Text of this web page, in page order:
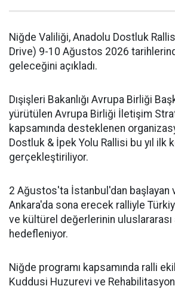
Niğde Valiliği, Anadolu Dostluk
Drive) 9-10 Ağustos 2026
geleceğini açıkladı.
Dışişleri Bakanlığı Avrupa Birliği
yürütülen Avrupa Birliği İletişim
kapsamında desteklenen
Dostluk & İpek Yolu Rallisi bu yıl ilk
gerçekleştiriliyor.
2 Ağustos'ta İstanbul'dan başlayan
Ankara'da sona erecek ralliyle
ve kültürel değerlerinin uluslararası
hedefleniyor.
Niğde programı kapsamında ralli
Kuddusi Huzurevi ve